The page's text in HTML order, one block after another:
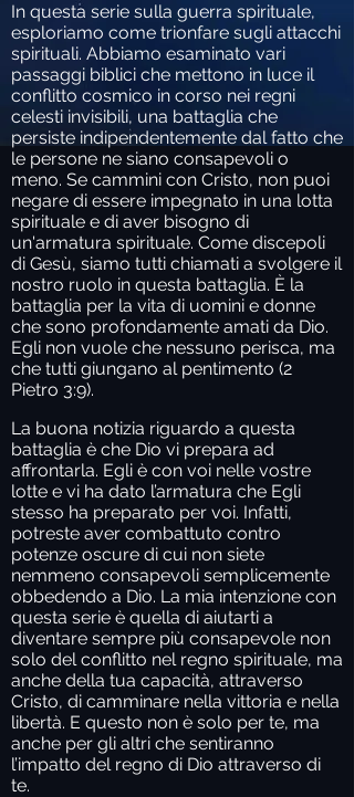
In questa serie sulla guerra spirituale,
esploriamo come trionfare sugli attacchi
spirituali. Abbiamo esaminato vari
passaggi biblici che mettono in luce il
conflitto cosmico in corso nei regni
celesti invisibili, una battaglia che
persiste indipendentemente dal fatto che
le persone ne siano consapevoli o
meno. Se cammini con Cristo, non puoi
negare di essere impegnato in una lotta
spirituale e di aver bisogno di
un'armatura spirituale. Come discepoli
di Gesù, siamo tutti chiamati a svolgere il
nostro ruolo in questa battaglia. È la
battaglia per la vita di uomini e donne
che sono profondamente amati da Dio.
Egli non vuole che nessuno perisca, ma
che tutti giungano al pentimento (2
Pietro 3:9).
La buona notizia riguardo a questa
battaglia è che Dio vi prepara ad
affrontarla. Egli è con voi nelle vostre
lotte e vi ha dato l’armatura che Egli
stesso ha preparato per voi. Infatti,
potreste aver combattuto contro
potenze oscure di cui non siete
nemmeno consapevoli semplicemente
obbedendo a Dio. La mia intenzione con
questa serie è quella di aiutarti a
diventare sempre più consapevole non
solo del conflitto nel regno spirituale, ma
anche della tua capacità, attraverso
Cristo, di camminare nella vittoria e nella
libertà. E questo non è solo per te, ma
anche per gli altri che sentiranno
l’impatto del regno di Dio attraverso di
te.